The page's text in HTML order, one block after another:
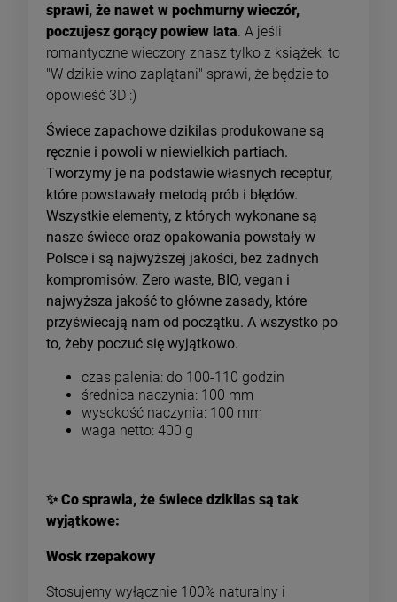
sprawi, że nawet w pochmurny wieczór,
poczujesz gorący powiew lata . A jeśli
romantyczne wieczory znasz tylko z książek, to
"W dzikie wino zaplątani" sprawi, że będzie to
opowieść 3D :)
Świece zapachowe dzikilas produkowane są
ręcznie i powoli w niewielkich partiach.
Tworzymy je na podstawie własnych receptur,
które powstawały metodą prób i błędów.
Wszystkie elementy, z których wykonane są
nasze świece oraz opakowania powstały w
Polsce i są najwyższej jakości, bez żadnych
kompromisów. Zero waste, BIO, vegan i
najwyższa jakość to główne zasady, które
przyświecają nam od początku. A wszystko po
to, żeby poczuć się wyjątkowo.
czas palenia: do 100-110 godzin
średnica naczynia: 100 mm
wysokość naczynia: 100 mm
waga netto: 400 g
✨Co sprawia, że świece dzikilas są tak
wyjątkowe:
Wosk rzepakowy
Stosujemy wyłącznie 100% naturalny i